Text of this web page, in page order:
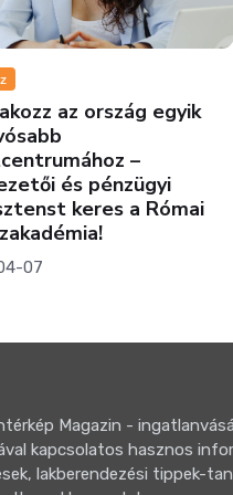
az ország egyik
–
és pénzügyi
keres a Római
Magazin -
kapcsolatos hasznos
lakberendezési tippek-